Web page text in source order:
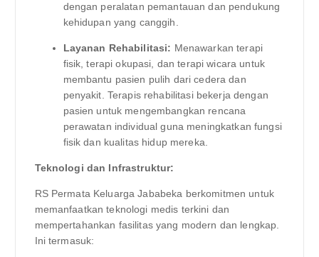
dengan peralatan pemantauan dan pendukung
kehidupan yang canggih.
Layanan Rehabilitasi: Menawarkan terapi
fisik, terapi okupasi, dan terapi wicara untuk
membantu pasien pulih dari cedera dan
penyakit. Terapis rehabilitasi bekerja dengan
pasien untuk mengembangkan rencana
perawatan individual guna meningkatkan fungsi
fisik dan kualitas hidup mereka.
Teknologi dan Infrastruktur:
RS Permata Keluarga Jababeka berkomitmen untuk
memanfaatkan teknologi medis terkini dan
mempertahankan fasilitas yang modern dan lengkap.
Ini termasuk: